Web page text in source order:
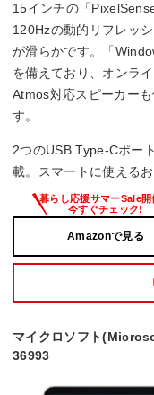
–
Office詳細
Microsoft 365
15インチの「
120Hzの動的リフレッ
が滑らかです。「
を備えており、オンラ
Atmos対応スピーカー
す。
2つのUSB Type-Cポー
載。スマートに使える
Amazonで見る
マイクロソフト
36993